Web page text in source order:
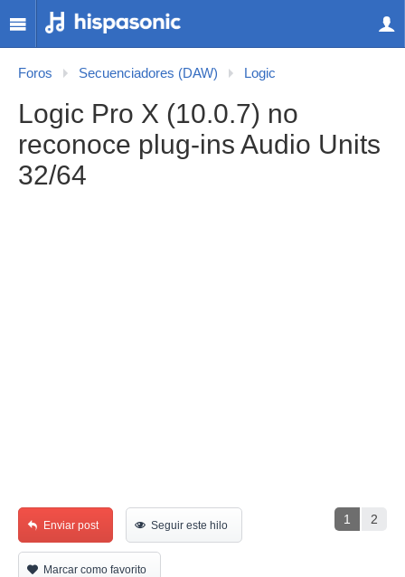
Foros Secuenciadores (DAW) Logic
Logic Pro X (10.0.7) no
reconoce plug-ins Audio Units
32/64
1 2
Enviar post Seguir este hilo
Marcar como favorito